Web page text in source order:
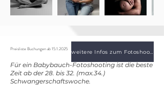
Preisliste Buchungen ab15.1.2025
Für ein Babybauch-Fotoshooting ist die beste
Zeit ab der 28. bis 32. (max.34.)
Schwangerschaftswoche.